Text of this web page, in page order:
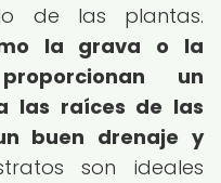
de las plantas.
la grava o la
un
las raíces de las
buen drenaje y
son ideales